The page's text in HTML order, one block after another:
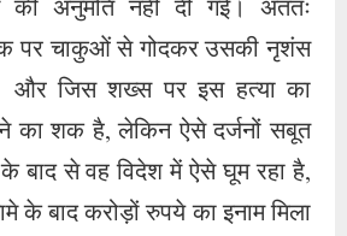
की अनुमति नहीं दी गई। अंततः
पर चाकुओं से गोदकर उसकी नृशंस
और जिस शख्स पर इस हत्या का
का शक है, लेकिन ऐसे दर्जनों सबूत
बाद से वह विदेश में ऐसे घूम रहा है,
के बाद करोड़ों रुपये का इनाम मिला